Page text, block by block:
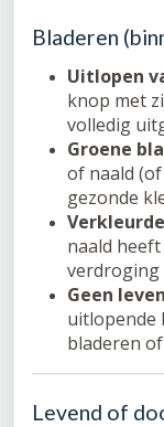
Bladeren
Uitlopen
knop met
volledig
Groene
of naald
gezonde
naald
verdroging
Geen
uitlopende
bladeren
Levend of